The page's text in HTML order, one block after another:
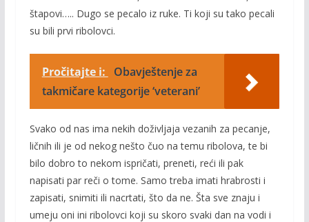
štapovi….. Dugo se pecalo iz ruke. Ti koji su tako pecali
su bili prvi ribolovci.
Pročitajte i:
Obavještenje za
takmičare kategorije ‘veterani’
Svako od nas ima nekih doživljaja vezanih za pecanje,
ličnih ili je od nekog nešto čuo na temu ribolova, te bi
bilo dobro to nekom ispričati, preneti, reći ili pak
napisati par reči o tome. Samo treba imati hrabrosti i
zapisati, snimiti ili nacrtati, što da ne. Šta sve znaju i
umeju oni ini ribolovci koji su skoro svaki dan na vodi i